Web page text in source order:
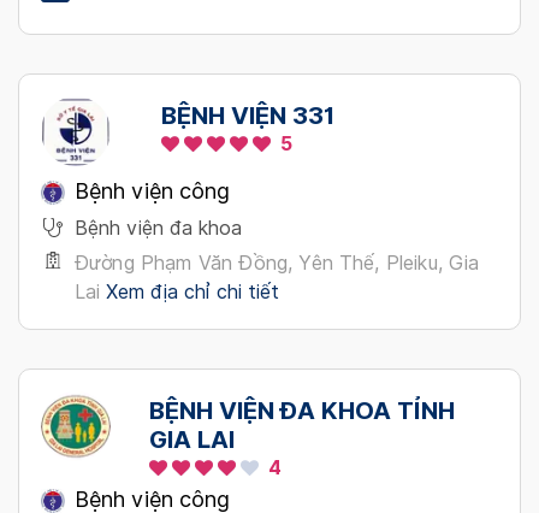
BỆNH VIỆN 331
5
Bệnh viện công
Bệnh viện đa khoa
Đường Phạm Văn Đồng, Yên Thế, Pleiku, Gia
Lai Xem địa chỉ chi tiết
BỆNH VIỆN ĐA KHOA TỈNH
GIA LAI
4
Bệnh viện công